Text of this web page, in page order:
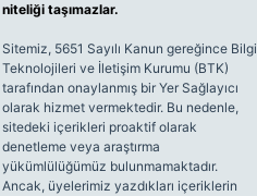
niteliği taşımazlar.
Sitemiz, 5651 Sayılı Kanun gereğince Bilgi
Teknolojileri ve İletişim Kurumu (BTK)
tarafından onaylanmış bir Yer Sağlayıcı
olarak hizmet vermektedir. Bu nedenle,
sitedeki içerikleri proaktif olarak
denetleme veya araştırma
yükümlülüğümüz bulunmamaktadır.
Ancak, üyelerimiz yazdıkları içeriklerin